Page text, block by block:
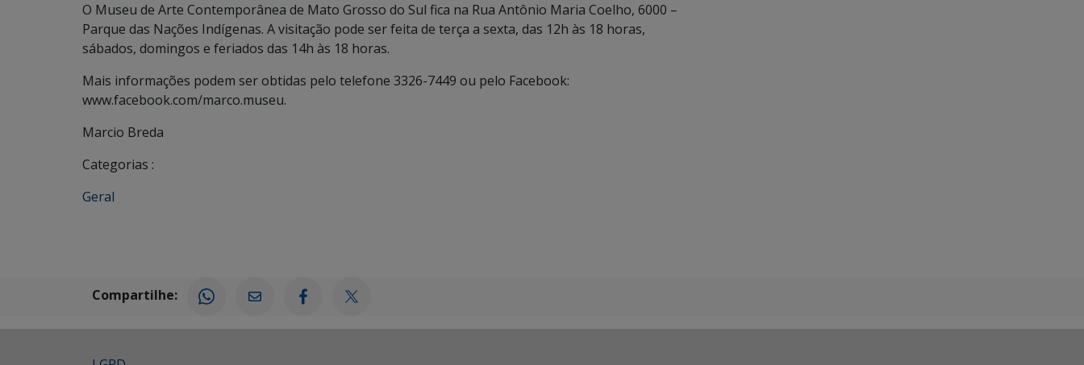
O Museu de Arte Contemporânea de Mato Grosso do Sul fica na Rua Antônio Maria Coelho, 6000 –
Parque das Nações Indígenas. A visitação pode ser feita de terça a sexta, das 12h às 18 horas,
sábados, domingos e feriados das 14h às 18 horas.
Mais informações podem ser obtidas pelo telefone 3326-7449 ou pelo Facebook:
www.facebook.com/marco.museu.
Marcio Breda
Categorias :
Geral
Compartilhe: